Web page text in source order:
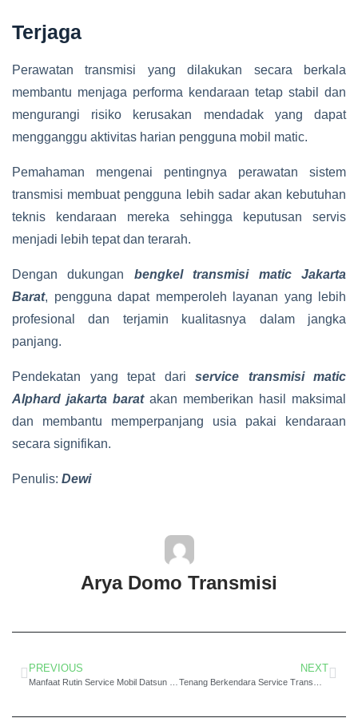
Terjaga
Perawatan transmisi yang dilakukan secara berkala
membantu menjaga performa kendaraan tetap stabil dan
mengurangi risiko kerusakan mendadak yang dapat
mengganggu aktivitas harian pengguna mobil matic.
Pemahaman mengenai pentingnya perawatan sistem
transmisi membuat pengguna lebih sadar akan kebutuhan
teknis kendaraan mereka sehingga keputusan servis
menjadi lebih tepat dan terarah.
Dengan dukungan bengkel transmisi matic Jakarta
Barat, pengguna dapat memperoleh layanan yang lebih
profesional dan terjamin kualitasnya dalam jangka
panjang.
Pendekatan yang tepat dari service transmisi matic
Alphard jakarta baratakan memberikan hasil maksimal
dan membantu memperpanjang usia pakai kendaraan
secara signifikan.
Penulis: Dewi
Arya Domo Transmisi
PREVIOUS NEXT